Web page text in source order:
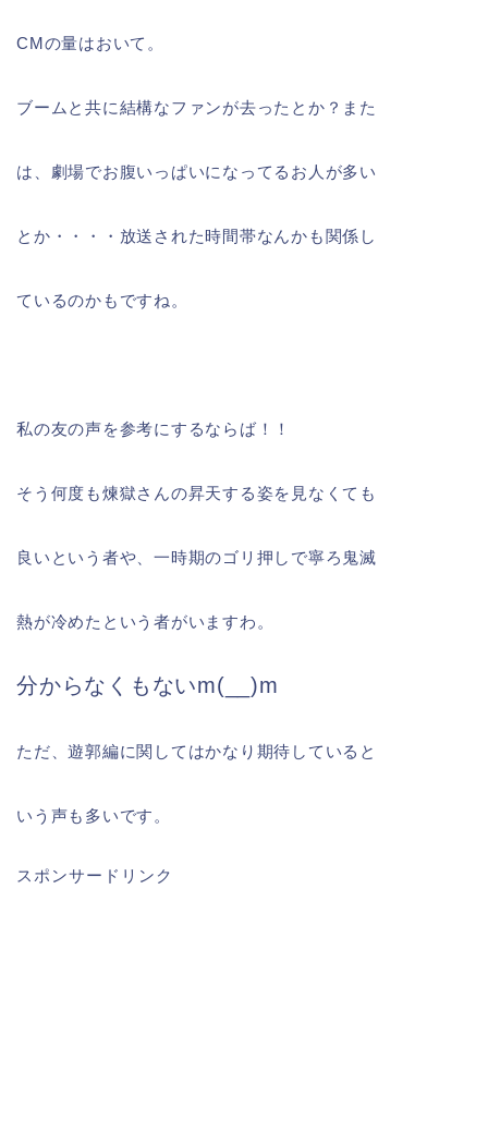
CMの量はおいて。
ブームと共に結構なファンが去ったとか？また
は、劇場でお腹いっぱいになってるお人が多い
とか・・・・放送された時間帯なんかも関係し
ているのかもですね。
私の友の声を参考にするならば！！
そう何度も煉獄さんの昇天する姿を見なくても
良いという者や、一時期のゴリ押しで寧ろ鬼滅
熱が冷めたという者がいますわ。
分からなくもないm(__)m
ただ、遊郭編に関してはかなり期待していると
いう声も多いです。
スポンサードリンク